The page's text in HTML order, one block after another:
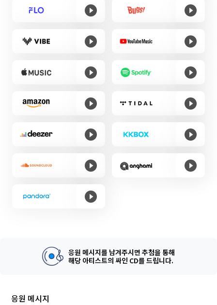
응원 메시지를 남겨주시면 추첨을 통해
해당 아티스트의 싸인 CD를 드립니다.
응원 메시지